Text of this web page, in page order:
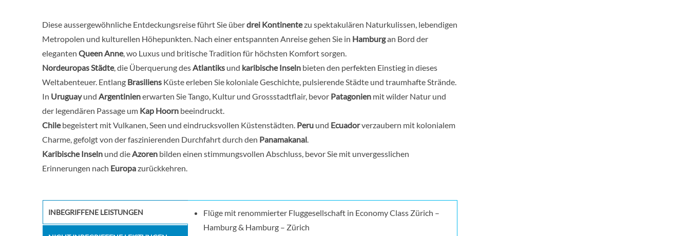
Diese aussergewöhnliche Entdeckungsreise führt Sie überdrei Kontinentezu spektakulären Naturkulissen, lebendigen
Metropolen und kulturellen Höhepunkten. Nach einer entspannten Anreise gehen Sie in Hamburgan Bord der
eleganten Queen Anne, wo Luxus und britische Tradition für höchsten Komfort sorgen.
Nordeuropas Städte, die Überquerung desAtlantiks und karibische Inseln bieten den perfekten Einstieg in dieses
Weltabenteuer. Entlang Brasiliens Küste erleben Sie koloniale Geschichte, pulsierende Städte und traumhafte Strände.
In Uruguayund Argentinienerwarten Sie Tango, Kultur und Grossstadtflair, bevor Patagonien mit wilder Natur und
der legendären Passage um Kap Hoorn beeindruckt.
Chilebegeistert mit Vulkanen, Seen und eindrucksvollen Küstenstädten. Peru und Ecuadorverzaubern mit kolonialem
Charme, gefolgt von der faszinierenden Durchfahrt durch den Panamakanal.
Karibische Inseln und dieAzoren bilden einen stimmungsvollen Abschluss, bevor Sie mit unvergesslichen
Erinnerungen nach Europazurückkehren.
INBEGRIFFENE LEISTUNGEN
Flüge mit renommierter Fluggesellschaft in Economy Class Zürich –
Hamburg & Hamburg – Zürich